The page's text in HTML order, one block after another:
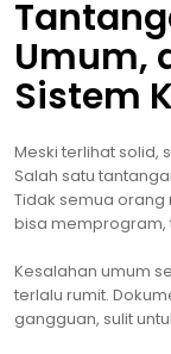
Umum,
Sistem
Meski terlihat solid,
Salah satu
Tidak semua orang
bisa memprogram,
Kesalahan umum
terlalu rumit.
gangguan, sulit